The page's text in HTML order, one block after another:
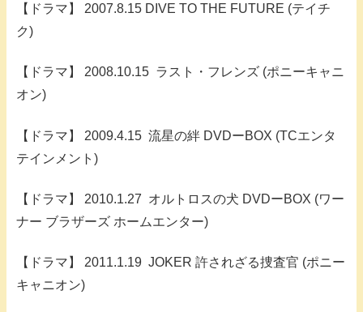
【ドラマ】 2007.8.15 DIVE TO THE FUTURE (テイチ
ク)
【ドラマ】 2008.10.15 ラスト・フレンズ (ポニーキャニ
オン)
【ドラマ】 2009.4.15 流星の絆 DVDーBOX (TCエンタ
テインメント)
【ドラマ】 2010.1.27 オルトロスの犬 DVDーBOX (ワー
ナー ブラザーズ ホームエンター)
【ドラマ】 2011.1.19 JOKER 許されざる捜査官 (ポニー
キャニオン)